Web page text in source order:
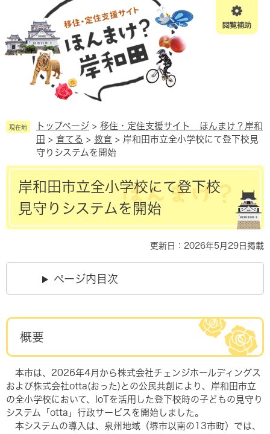
の
先
メニューを飛ばして本文へ
現在地 トップページ > 移住・定住支援サイト ほんまけ？岸和
田 > 育てる > 教育 > 岸和田市立全小学校にて登下校見
守りシステムを開始
本
岸和田市立全小学校にて登下校
見守りシステムを開始
更新日：2026年5月29日掲載
ページ内目次
概要​
本市は、2026年4月から株式会社チェンジホールディングス
および株式会社otta(おった)との公民共創により、岸和田市立
の全小学校において、IoTを活用した登下校時の子どもの見守り
システム「otta」行政サービスを開始しました。
本システムの導入は、泉州地域（堺市以南の13市町）では、